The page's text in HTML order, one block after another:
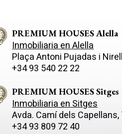
PREMIUM HOUSES Alella
Inmobiliaria en Alella
Plaça Antoni Pujadas i
+34 93 540 22 22
PREMIUM HOUSES Sitges
Inmobiliaria en Sitges
Avda. Camí­ dels
+34 93 809 72 40